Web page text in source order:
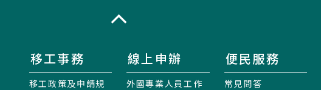
移工事務
移工政策及申請規
線上申辦
外國專業人員工作
便民服務
常見問答